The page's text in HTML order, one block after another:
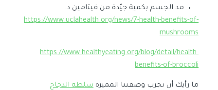
مد الجسم بكمية جيّدة من فيتامين د.
https://www.uclahealth.org/news/7-health-benefits-of-
mushrooms
https://www.healthyeating.org/blog/detail/health-
benefits-of-broccoli
ما رأيك أن تجرب وصفتنا المميزة سلطة الدجاج